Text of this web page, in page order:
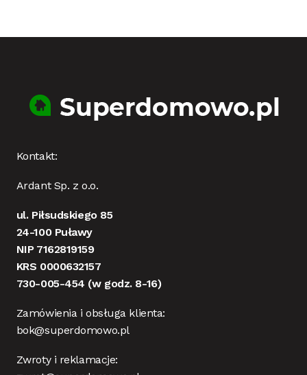
Kontakt:
Ardant Sp. z o.o.
ul. Piłsudskiego 85
24-100 Puławy
NIP 7162819159
KRS 0000632157
730-005-454 (w godz. 8-16)
Zamówienia i obsługa klienta:
bok@superdomowo.pl
Zwroty i reklamacje: